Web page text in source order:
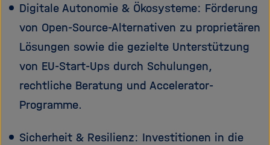
Digitale Autonomie & Ökosysteme: Förderung
von Open-Source-Alternativen zu proprietären
Lösungen sowie die gezielte Unterstützung
von EU-Start-Ups durch Schulungen,
rechtliche Beratung und Accelerator-
Programme.
Sicherheit & Resilienz: Investitionen in die